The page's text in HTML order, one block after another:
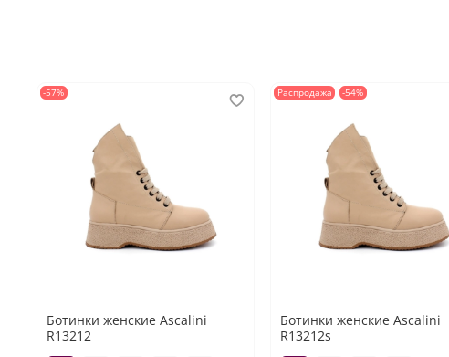
-57%
Ботинки женские Ascalini
R13212
Распродажа -54%
Ботинки женские Ascalini
R13212s